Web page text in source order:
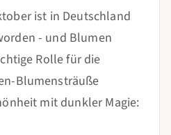
ist in Deutschland
- und Blumen
Rolle für die
Blumensträuße
mit dunkler Magie: